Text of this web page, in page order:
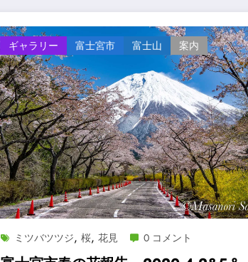
ギャラリー 富士宮市 富士山 案内
ミツバツツジ, 桜, 花見 0 コメント